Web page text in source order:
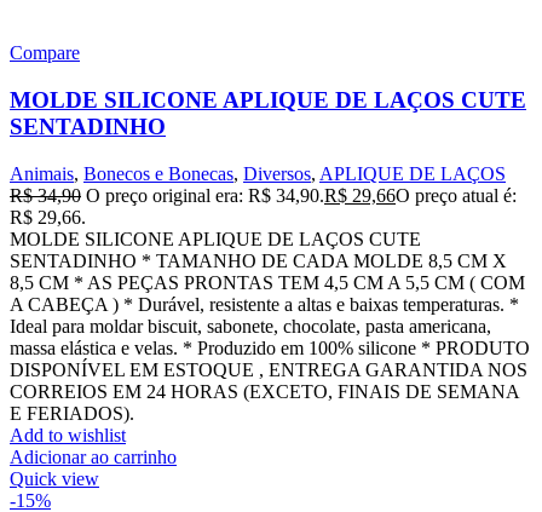
Compare
MOLDE SILICONE APLIQUE DE LAÇOS CUTE
SENTADINHO
Animais, Bonecos e Bonecas, Diversos, APLIQUE DE LAÇOS
R$34,90 O preço original era: R$ 34,90.R$ 29,66O preço atual é:
R$ 29,66.
MOLDE SILICONE APLIQUE DE LAÇOS CUTE
SENTADINHO * TAMANHO DE CADA MOLDE 8,5 CM X
8,5 CM * AS PEÇAS PRONTAS TEM 4,5 CM A 5,5 CM ( COM
A CABEÇA ) * Durável, resistente a altas e baixas temperaturas. *
Ideal para moldar biscuit, sabonete, chocolate, pasta americana,
massa elástica e velas. * Produzido em 100% silicone * PRODUTO
DISPONÍVEL EM ESTOQUE , ENTREGA GARANTIDA NOS
CORREIOS EM 24 HORAS (EXCETO, FINAIS DE SEMANA
E FERIADOS).
Add to wishlist
Adicionar ao carrinho
Quick view
-15%